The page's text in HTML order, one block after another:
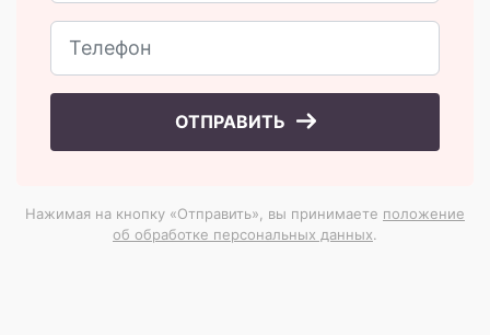
ОТПРАВИТЬ
Нажимая на кнопку «Отправить», вы принимаете положение
об обработке персональных данных.